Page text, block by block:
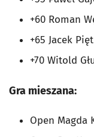
+60 Roman
+65 Jacek
+70 Witold
Gra mieszana:
Open Magda